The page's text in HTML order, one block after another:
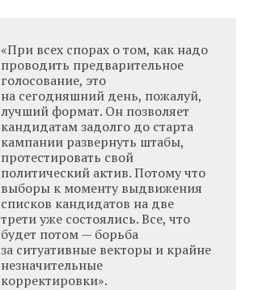
«При всех спорах о том, как надо
проводить предварительное
голосование, это
на сегодняшний день, пожалуй,
лучший формат. Он позволяет
кандидатам задолго до старта
кампании развернуть штабы,
протестировать свой
политический актив. Потому что
выборы к моменту выдвижения
списков кандидатов на две
трети уже состоялись. Все, что
будет потом — борьба
за ситуативные векторы и крайне
незначительные
корректировки».